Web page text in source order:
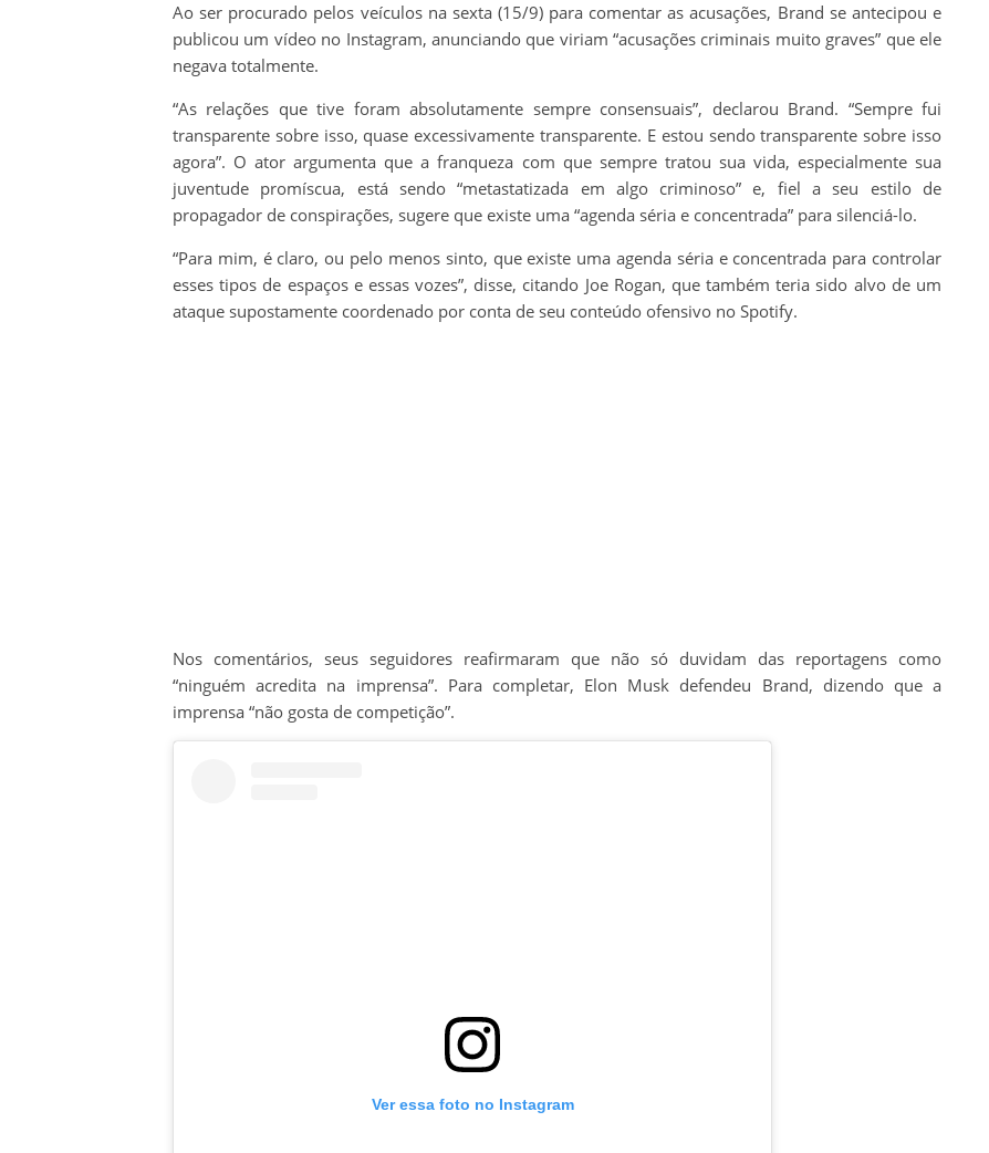
Ao ser procurado pelos veículos na sexta (15/9) para comentar as acusações, Brand se antecipou e
publicou um vídeo no Instagram, anunciando que viriam “acusações criminais muito graves” que ele
negava totalmente.
“As relações que tive foram absolutamente sempre consensuais”, declarou Brand. “Sempre fui
transparente sobre isso, quase excessivamente transparente. E estou sendo transparente sobre isso
agora”. O ator argumenta que a franqueza com que sempre tratou sua vida, especialmente sua
juventude promíscua, está sendo “metastatizada em algo criminoso” e, fiel a seu estilo de
propagador de conspirações, sugere que existe uma “agenda séria e concentrada” para silenciá-lo.
“Para mim, é claro, ou pelo menos sinto, que existe uma agenda séria e concentrada para controlar
esses tipos de espaços e essas vozes”, disse, citando Joe Rogan, que também teria sido alvo de um
ataque supostamente coordenado por conta de seu conteúdo ofensivo no Spotify.
Nos comentários, seus seguidores reafirmaram que não só duvidam das reportagens como
“ninguém acredita na imprensa”. Para completar, Elon Musk defendeu Brand, dizendo que a
imprensa “não gosta de competição”.
Ver essa foto no Instagram